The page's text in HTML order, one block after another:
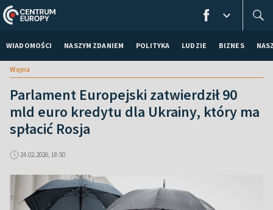
WIADOMOŚCI NASZYM ZDANIEM POLITYKA LUDZIE BIZNES
Wojna
Parlament Europejski zatwierdził 90
mld euro kredytu dla Ukrainy, który ma
spłacić Rosja
24.02.2026, 18:50